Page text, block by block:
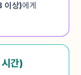
이상)에게
간)